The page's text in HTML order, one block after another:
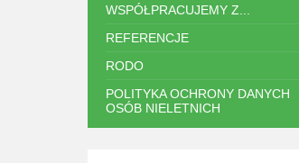
WSPÓŁPRACUJEMY Z...
REFERENCJE
RODO
POLITYKA OCHRONY DANYCH
OSÓB NIELETNICH